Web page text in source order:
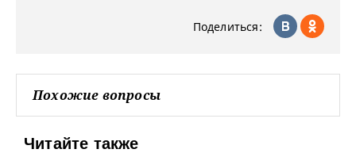
Поделиться:
Похожие вопросы
Читайте также